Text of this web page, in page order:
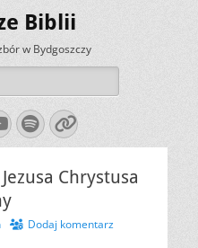
Biblii
w Bydgoszczy
Spotify
Link
Chrystusa
Dodaj komentarz